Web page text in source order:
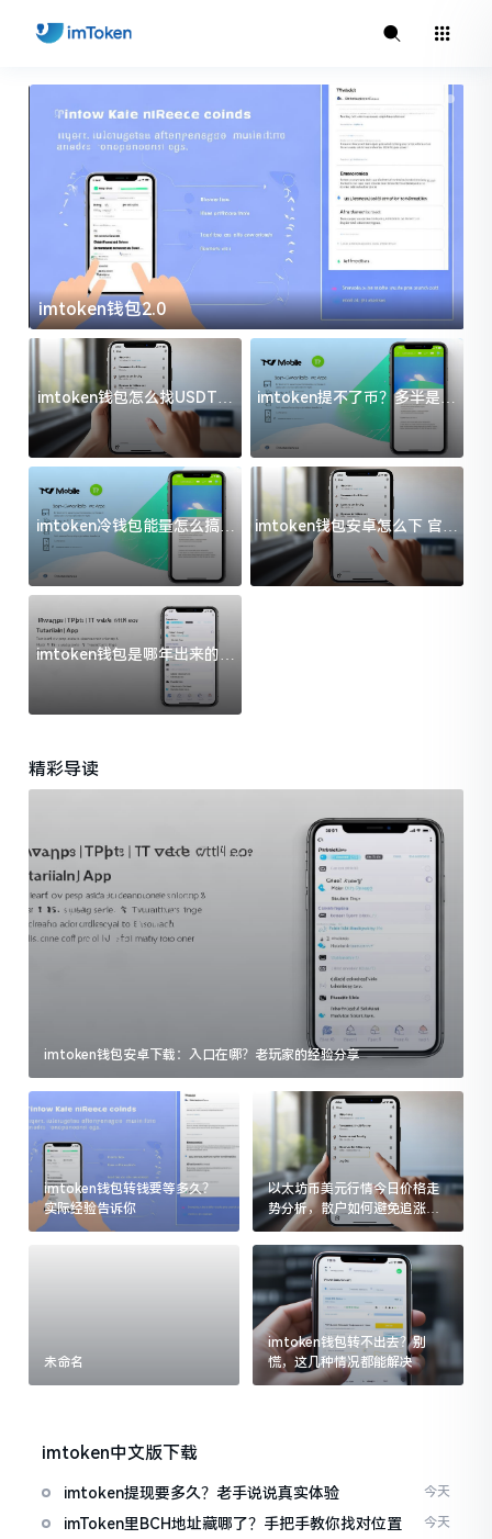
imtoken钱包2.0
imtoken钱包怎么找USDT地
址？三步搞定不踩坑
imtoken提不了币？多半是这
几件事没处理好
imtoken冷钱包能量怎么搞？
过来人告诉你门道
imtoken钱包安卓怎么下 官方
渠道避坑指南
imtoken钱包是哪年出来的？
一文给你说清楚
精彩导读
imtoken钱包安卓下载：入口在哪？老玩家的经验分享
imtoken钱包转钱要等多久？
实际经验告诉你
以太坊币美元行情今日价格走
势分析，散户如何避免追涨杀
跌被套牢
未命名
imtoken钱包转不出去？别
慌，这几种情况都能解决
imtoken中文版下载
imtoken提现要多久？老手说说真实体验 今天
imToken里BCH地址藏哪了？手把手教你找对位置 今天